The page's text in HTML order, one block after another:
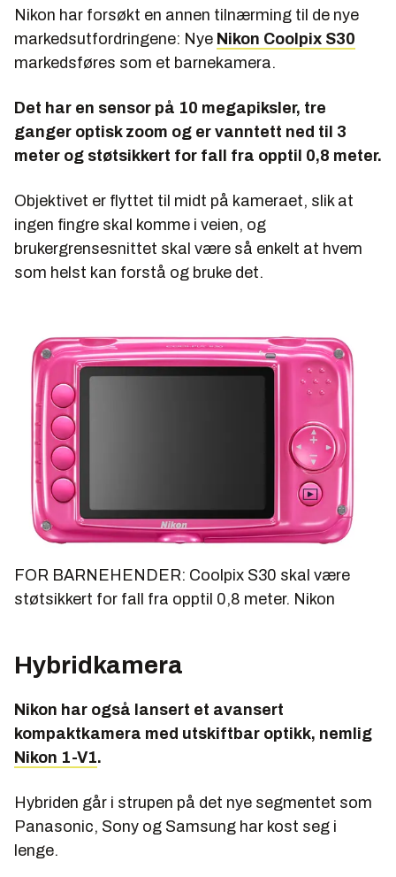
Nikon har forsøkt en annen tilnærming til de nye
markedsutfordringene: Nye Nikon Coolpix S30
markedsføres som et barnekamera.
Det har en sensor på 10 megapiksler, tre
ganger optisk zoom og er vanntett ned til 3
meter og støtsikkert for fall fra opptil 0,8 meter.
Objektivet er flyttet til midt på kameraet, slik at
ingen fingre skal komme i veien, og
brukergrensesnittet skal være så enkelt at hvem
som helst kan forstå og bruke det.
FOR BARNEHENDER: Coolpix S30 skal være
støtsikkert for fall fra opptil 0,8 meter. Nikon
Hybridkamera
Nikon har også lansert et avansert
kompaktkamera med utskiftbar optikk, nemlig
Nikon 1-V1.
Hybriden går i strupen på det nye segmentet som
Panasonic, Sony og Samsung har kost seg i
lenge.